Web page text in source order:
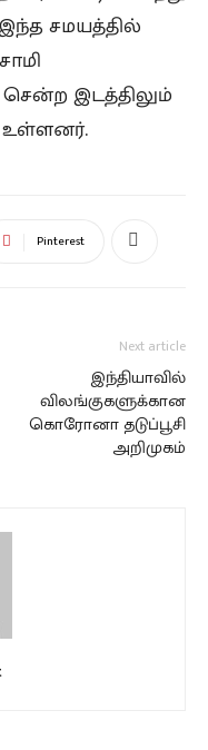
சமயத்தில்
சென்ற இடத்திலும்
உள்ளனர்.
Pinterest
Next article
இந்தியாவில்
விலங்குகளுக்கான
கொரோனா தடுப்பூசி
அறிமுகம்